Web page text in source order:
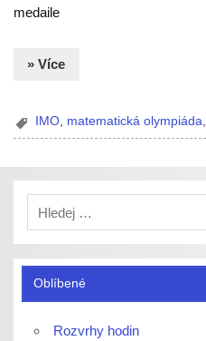
medaile
» Více
IMO, matematická olympiáda,
Oblíbené
Rozvrhy hodin